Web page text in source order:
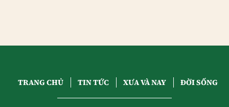
TRANG CHỦ TIN TỨC XƯA VÀ NAY ĐỜI SỐNG